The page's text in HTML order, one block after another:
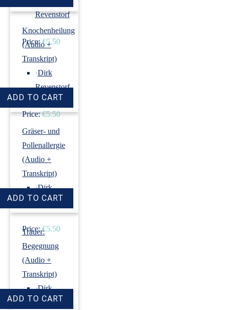
Revenstorf
Price: €5.50
Knochenheilung
(Audio +
Transkript)
›Dirk
Revenstorf
Price: €5.50
Gräser- und
Pollenallergie
(Audio +
Transkript)
›Dirk
Revenstorf
Price: €5.50
Trauer:
Begegnung
(Audio +
Transkript)
›Dirk
Revenstorf